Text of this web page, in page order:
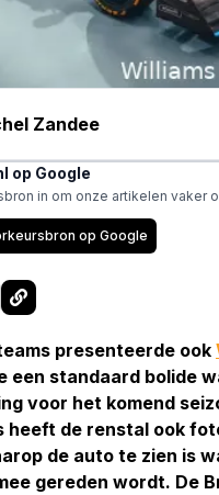
Zandee
op Google
in om onze artikelen vaker
op Google
presenteerde ook
een standaard bolide
voor het komend
heeft de renstal ook
de auto te zien is
gereden wordt. De